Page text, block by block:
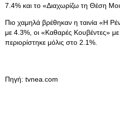
7.4% και το «Διαχωρίζω τη Θέση
Πιο χαμηλά βρέθηκαν η ταινία «Η
με 4.3%, οι «Καθαρές Κουβέντες»
περιορίστηκε μόλις στο 2.1%.
Πηγή: tvnea.com